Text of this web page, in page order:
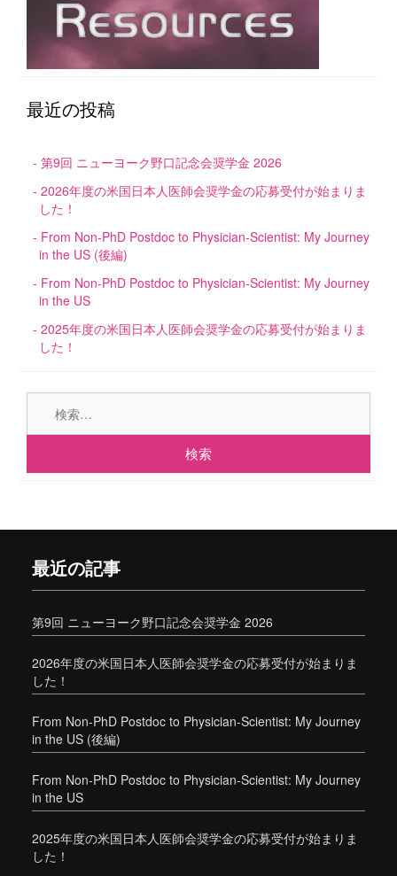
最近の投稿
第9回 ニューヨーク野口記念会奨学金 2026
2026年度の米国日本人医師会奨学金の応募受付が始まりま
した！
From Non-PhD Postdoc to Physician-Scientist: My Journey
in the US (後編)
From Non-PhD Postdoc to Physician-Scientist: My Journey
in the US
2025年度の米国日本人医師会奨学金の応募受付が始まりま
した！
最近の記事
第9回 ニューヨーク野口記念会奨学金 2026
2026年度の米国日本人医師会奨学金の応募受付が始まりま
した！
From Non-PhD Postdoc to Physician-Scientist: My Journey
in the US (後編)
From Non-PhD Postdoc to Physician-Scientist: My Journey
in the US
2025年度の米国日本人医師会奨学金の応募受付が始まりま
した！